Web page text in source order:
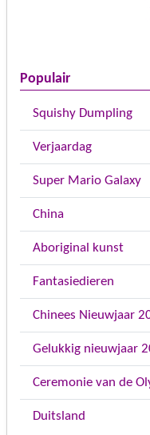
Populair
Squishy Dumpling
Verjaardag
Super Mario Galaxy
China
Aboriginal kunst
Fantasiedieren
Chinees Nieuwjaar
Gelukkig nieuwjaar
Ceremonie van de
Duitsland